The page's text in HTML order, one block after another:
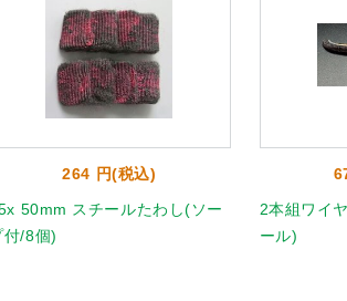
264 円(税込)
50mm スチールたわし(ソー
付/8個)
2本組ワイ
ール)